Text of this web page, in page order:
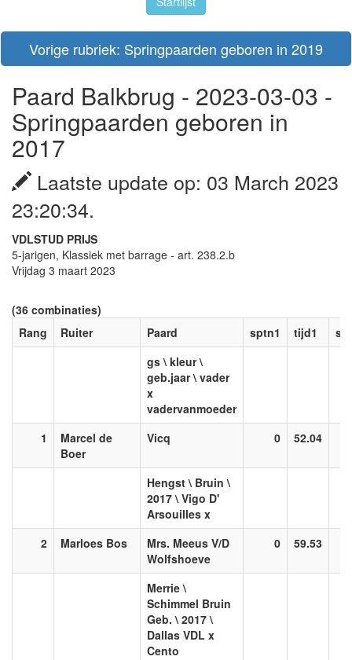
Vorige rubriek: Springpaarden geboren in 2019
Paard Balkbrug - 2023-03-03 -
Springpaarden geboren in
2017
Laatste update op: 03 March 2023
23:20:34.
VDLSTUD PRIJS
5-jarigen, Klassiek met barrage - art. 238.2.b
Vrijdag 3 maart 2023
(36 combinaties)
Rang
Ruiter Paard sptn1 tijd1
gs \ kleur \
geb.jaar \ vader
x
vadervanmoeder
1
Marcel de
Boer
Vicq 0 52.04
Hengst \ Bruin \
2017 \ Vigo D'
Arsouilles x
2
Marloes Bos
Mrs. Meeus V/D
Wolfshoeve
0 59.53
Merrie \
Schimmel Bruin
Geb. \ 2017 \
Dallas VDL x
Cento